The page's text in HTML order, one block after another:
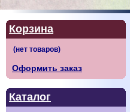
Корзина
Оформить заказ
Каталог